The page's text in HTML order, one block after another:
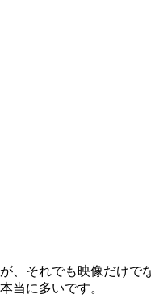
それでも映像だけ
当に多いです。